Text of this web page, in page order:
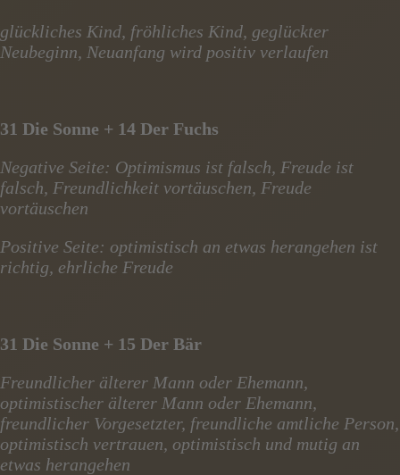
glückliches Kind, fröhliches Kind, geglückter
Neubeginn, Neuanfang wird positiv verlaufen
31 Die Sonne + 14 Der Fuchs
Negative Seite: Optimismus ist falsch, Freude ist
falsch, Freundlichkeit vortäuschen, Freude
vortäuschen
Positive Seite: optimistisch an etwas herangehen ist
richtig, ehrliche Freude
31 Die Sonne + 15 Der Bär
Freundlicher älterer Mann oder Ehemann,
optimistischer älterer Mann oder Ehemann,
freundlicher Vorgesetzter, freundliche amtliche Person,
optimistisch vertrauen, optimistisch und mutig an
etwas herangehen